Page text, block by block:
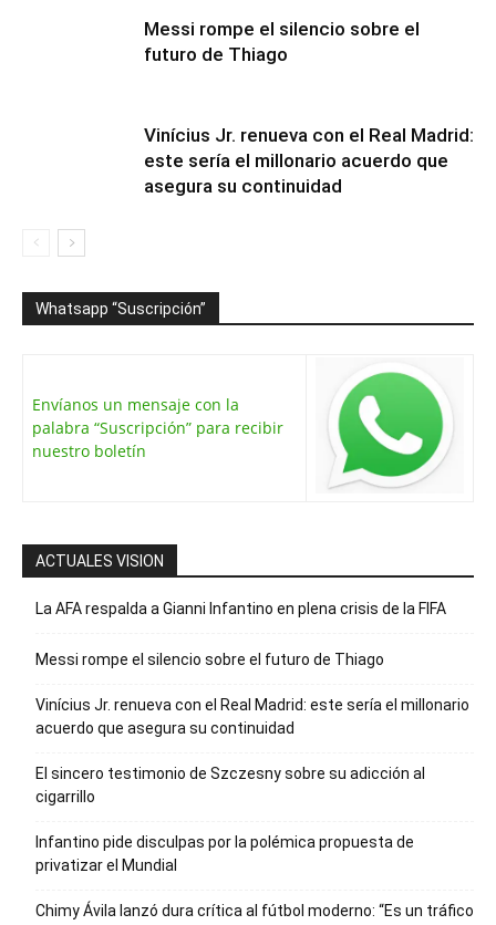
Messi rompe el silencio sobre el
futuro de Thiago
Vinícius Jr. renueva con el Real Madrid:
este sería el millonario acuerdo que
asegura su continuidad
Whatsapp “Suscripción”
Envíanos un mensaje con la
palabra “Suscripción” para recibir
nuestro boletín
ACTUALES VISION
La AFA respalda a Gianni Infantino en plena crisis de la FIFA
Messi rompe el silencio sobre el futuro de Thiago
Vinícius Jr. renueva con el Real Madrid: este sería el millonario
acuerdo que asegura su continuidad
El sincero testimonio de Szczesny sobre su adicción al
cigarrillo
Infantino pide disculpas por la polémica propuesta de
privatizar el Mundial
Chimy Ávila lanzó dura crítica al fútbol moderno: “Es un tráfico